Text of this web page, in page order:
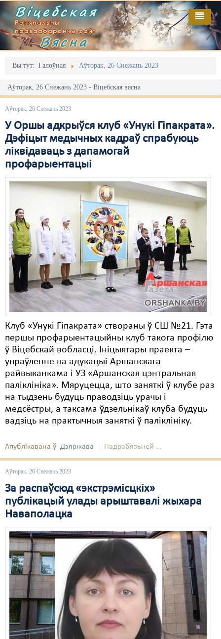
Віцебская
Рэгіянальны
праваабарончы сайт
Вясна
Вы тут: Галоўная Аўторак, 26 Снежань 2023
Аўторак, 26 Снежань 2023 - Віцебская вясна
Аўторак, 26 Снежань 2023
У Оршы адкрыўся клуб «Унукі Гіпакрата».
Дэфіцыт медычных кадраў спрабуюць
ліквідаваць з дапамогай
профарыентацыі
Клуб «Унукі Гіпакрата» створаны ў СШ №21. Гэта
першы профарыентацыйны клуб такога профілю
ў Віцебскай вобласці. Ініцыятары праекта –
упраўленне па адукацыі Аршанскага
райвыканкама і УЗ «Аршанская цэнтральная
паліклініка». Мяруцецца, што заняткі ў клубе раз
на тыдзень будуць праводзіць урачы і
медсёстры, а таксама ўдзельнікаў клуба будуць
вадзіць на практычныя заняткі ў паліклініку.
Апублікавана ў Дзяржава Падрабязьней ...
Аўторак, 26 Снежань 2023
За распаўсюд «экстрэмісцкіх»
публікацый улады арыштавалі жыхара
Наваполацка
Галоўная
Адміністрацыйны перасьлед
Акцыі
Выбары
Грамадзянскія ініцыятывы
Дзяржава
Дыскрымінацыя
Карная псыхіятрыя
КПЧ ААН
Культурныя правы
ЛПП
Мігранты
Мірныя сходы
Палітвязьні
Праваабаронцы
Правы дзіцяці
Пэнітэнцыярная сыстэма
Распальваньне варожасьці
Свабода слова
Суд
Сьмяротнае пакараньне
Экалёгія
Правы працоўных
Сацыяльныя правы
Выданьні
Відэа
Пра нас
RSS